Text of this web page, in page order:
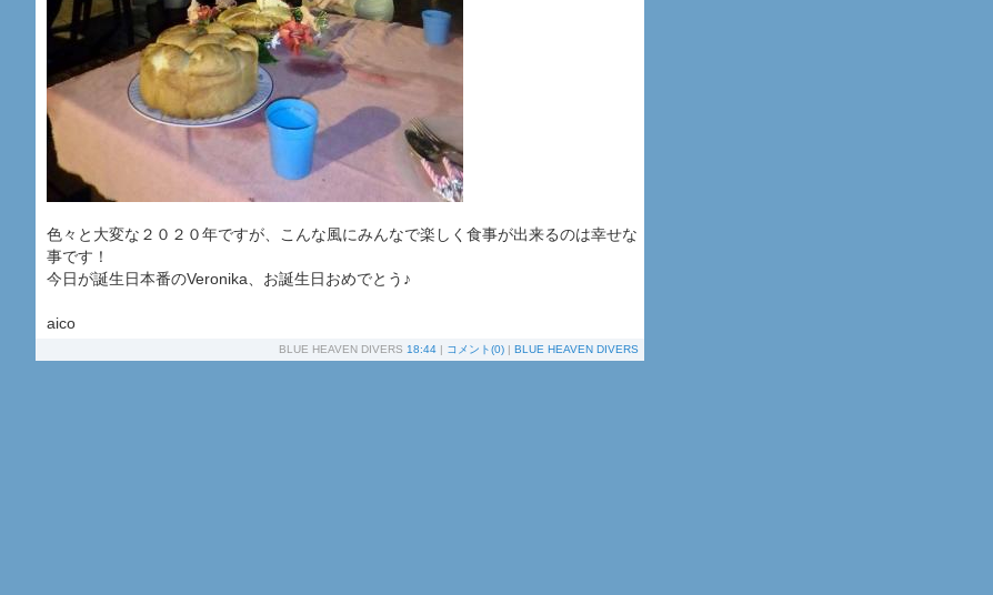
色々と大変な２０２０年ですが、こんな風にみんなで楽しく食事が出来るのは幸せな
事です！
今日が誕生日本番のVeronika、お誕生日おめでとう♪
aico
BLUE HEAVEN DIVERS 18:44 | コメント(0) | BLUE HEAVEN DIVERS